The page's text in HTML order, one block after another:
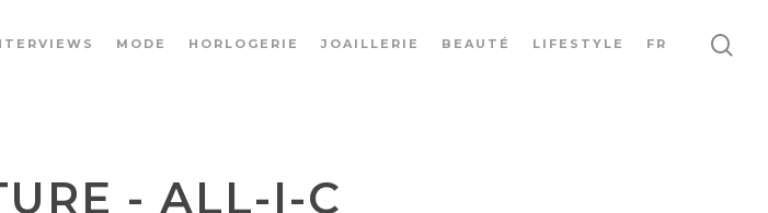
MODE HORLOGERIE JOAILLERIE BEAUTÉ LIFESTYLE FR
- ALL-I-C